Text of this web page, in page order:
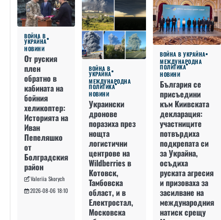
ВОЙНА В
УКРАЙНА
НОВИНИ
От руския
плен
обратно в
кабината на
бойния
хеликоптер:
Историята на
Иван
Пепеляшко
от
Болградския
район
Valeriia Skorych
2026-08-06 18:10
ВОЙНА В
УКРАЙНА
МЕЖДУНАРОДНА
ПОЛИТИКА
НОВИНИ
Украински
дронове
поразиха през
нощта
логистични
центрове на
Wildberries в
Котовск,
Тамбовска
област, и в
Електростал,
Московска
ВОЙНА В УКРАЙНА
МЕЖДУНАРОДНА
ПОЛИТИКА
НОВИНИ
България се
присъедини
към Киивската
декларация:
участниците
потвърдиха
подкрепата си
за Украйна,
осъдиха
руската агресия
и призоваха за
засилване на
международния
натиск срещу